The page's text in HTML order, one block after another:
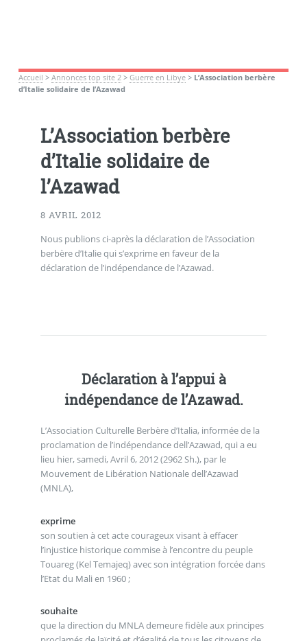
Accueil > Annonces top site 2> Guerre en Libye> L’Association berbère
d’Italie solidaire de l’Azawad
L’Association berbère
d’Italie solidaire de
l’Azawad
8 AVRIL 2012
Nous publions ci-après la déclaration de l’Association
berbère d’Italie qui s’exprime en faveur de la
déclaration de l’indépendance de l’Azawad.
Déclaration à l’appui à
indépendance de l’Azawad.
L’Association Culturelle Berbère d’Italia, informée de la
proclamation de l’indépendance dell’Azawad, qui a eu
lieu hier, samedi, Avril 6, 2012 (2962 Sh.), par le
Mouvement de Libération Nationale dell’Azawad
(MNLA),
exprime
son soutien à cet acte courageux visant à effacer
l’injustice historique commise à l’encontre du peuple
Touareg (Kel Temajeq) avec son intégration forcée dans
l’Etat du Mali en 1960 ;
souhaite
que la direction du MNLA demeure fidèle aux principes